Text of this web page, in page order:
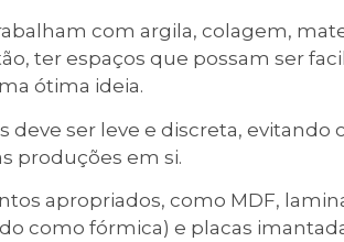
com argila, colagem,
ter espaços que possam ser
ótima ideia.
deve ser leve e discreta, evitando
produções em si.
apropriados, como MDF,
como fórmica) e placas